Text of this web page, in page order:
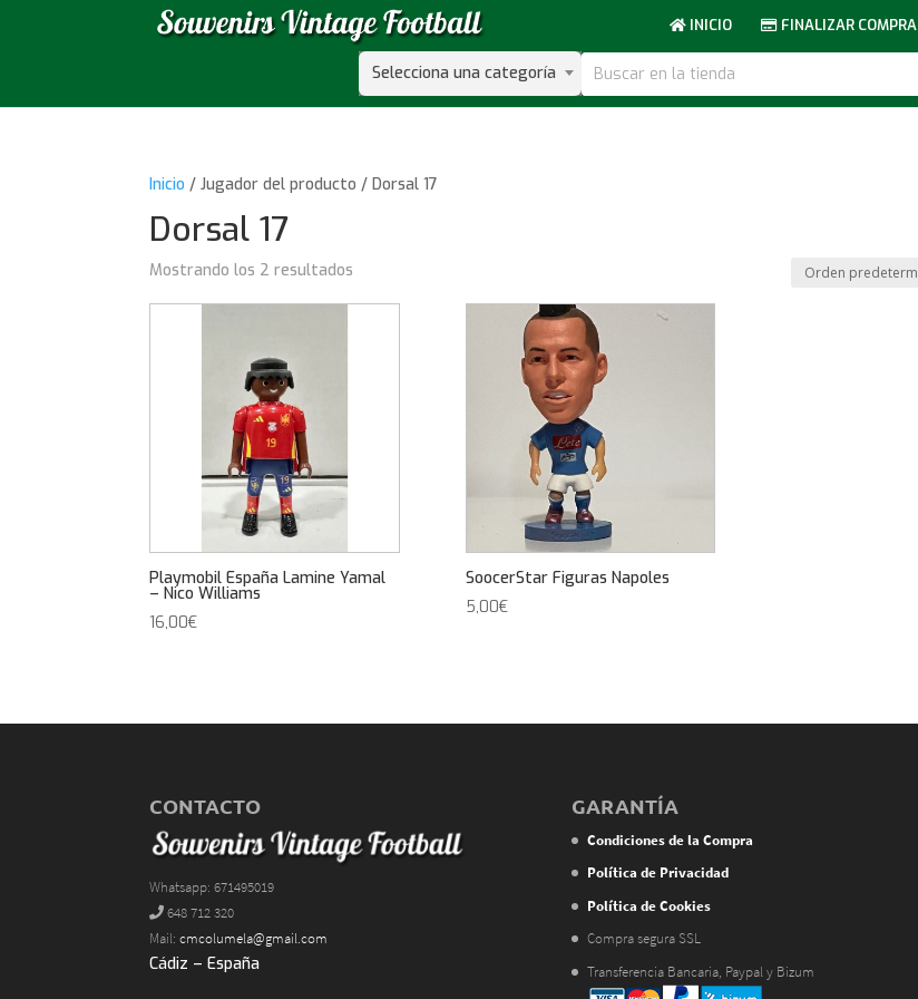
INICIO FINALIZAR COMPRA
Selecciona una categoría
Inicio / Jugador del producto / Dorsal 17
Dorsal 17
Mostrando los 2 resultados
Playmobil España Lamine Yamal
– Nico Williams
16,00€
SoocerStar Figuras Napoles
5,00€
CONTACTO
Whatsapp: 671495019
648 712 320
Mail:cmcolumela@gmail.com
Cádiz – España
GARANTÍA
Condiciones de la Compra
Política de Privacidad
Política de Cookies
Compra segura SSL
Transferencia Bancaria, Paypal y Bizum